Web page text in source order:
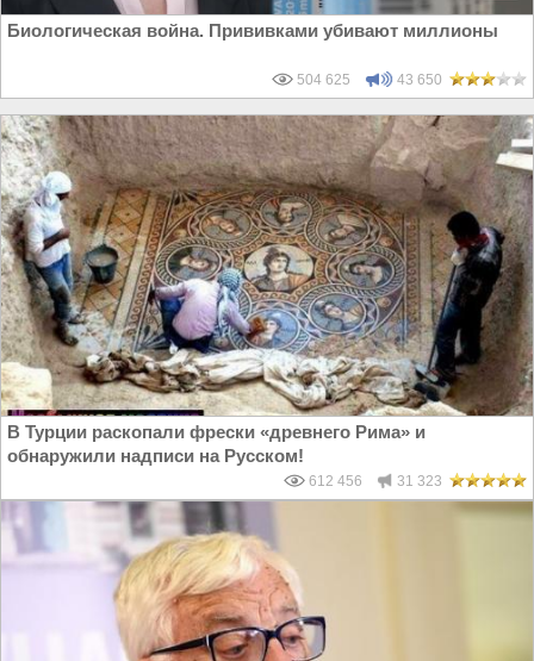
Биологическая война. Прививками убивают миллионы
504 625 43 650
В Турции раскопали фрески «древнего Рима» и
обнаружили надписи на Русском!
612 456 31 323